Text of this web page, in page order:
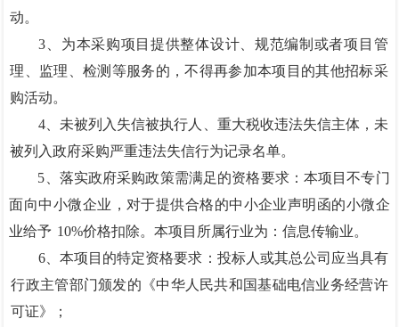
动。
3、为本采购项目提供整体设计、规范编制或者项目管
理、监理、检测等服务的，不得再参加本项目的其他招标采
购活动。
4、未被列入失信被执行人、重大税收违法失信主体，未
被列入政府采购严重违法失信行为记录名单。
5、落实政府采购政策需满足的资格要求：本项目不专门
面向中小微企业， 对于提供合格的中小企业声明函的小微企
业给予 10%价格扣除。本项目所属行业为：信息传输业。
6、本项目的特定资格要求：投标人或其总公司应当具有
行政主管部门颁发的《中华人民共和国基础电信业务经营许
可证》；